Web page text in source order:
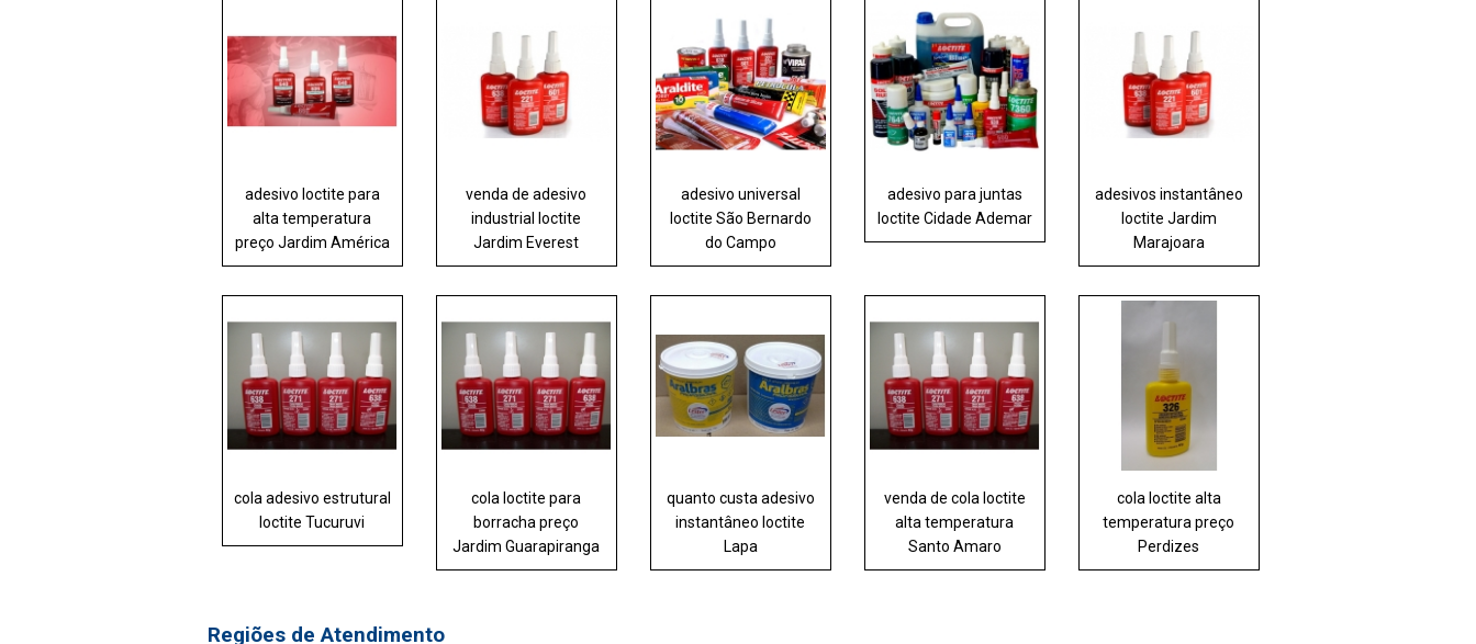
adesivo loctite para
alta temperatura
preço Jardim América
venda de adesivo
industrial loctite
Jardim Everest
adesivo universal
loctite São Bernardo
do Campo
adesivo para juntas
loctite Cidade Ademar
adesivos instantâneo
loctite Jardim
Marajoara
cola adesivo estrutural
loctite Tucuruvi
cola loctite para
borracha preço
Jardim Guarapiranga
quanto custa adesivo
instantâneo loctite
Lapa
venda de cola loctite
alta temperatura
Santo Amaro
cola loctite alta
temperatura preço
Perdizes
Regiões de Atendimento